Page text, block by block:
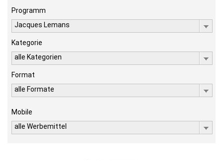
Programm
Jacques Lemans
Kategorie
alle Kategorien
Format
alle Formate
Mobile
alle Werbemittel